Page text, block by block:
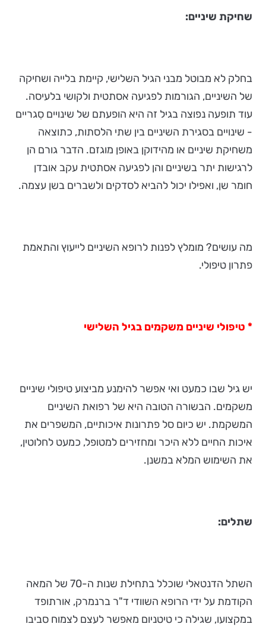
שחיקת שיניים:
בחלק לא מבוטל מבני הגיל השלישי, קיימת בלייה ושחיקה
של השיניים, הגורמות לפגיעה אסתטית ולקושי בלעיסה.
עוד תופעה נפוצה בגיל זה היא הופעתם של שינויים סִגריים
- שינויים בסגירת השיניים בין שתי הלסתות, כתוצאה
משחיקת שיניים או מהידוקן באופן מוגזם. הדבר גורם הן
לרגישות יתר בשיניים והן לפגיעה אסתטית עקב אובדן
חומר שן, ואפילו יכול להביא לסדקים ולשברים בשן עצמה.
מה עושים? מומלץ לפנות לרופא השיניים לייעוץ והתאמת
פתרון טיפולי.
* טיפולי שיניים משקמים בגיל השלישי
יש גיל שבו כמעט ואי אפשר להימנע מביצוע טיפולי שיניים
משקמים. הבשורה הטובה היא של רפואת השיניים
המשקמת. יש כיום סל פתרונות איכותיים, המשפרים את
איכות החיים ללא היכר ומחזירים למטופל, כמעט לחלוטין,
את השימוש המלא במשנן.
שתלים:
השתל הדנטאלי שוכלל בתחילת שנות ה-70 של המאה
הקודמת על ידי הרופא השוודי ד"ר ברנמרק, אורתופד
במקצועו, שגילה כי טיטניום מאפשר לעצם לצמוח סביבו